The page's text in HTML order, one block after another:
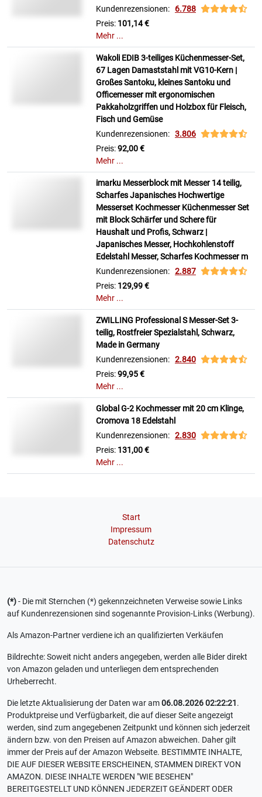
Kundenrezensionen: 6.788
Preis: 101,14 €
Mehr ...
Wakoli EDIB 3-teiliges Küchenmesser-Set,
67 Lagen Damaststahl mit VG10-Kern |
Großes Santoku, kleines Santoku und
Officemesser mit ergonomischen
Pakkaholzgriffen und Holzbox für Fleisch,
Fisch und Gemüse
Kundenrezensionen: 3.806
Preis:92,00 €
Mehr ...
imarku Messerblock mit Messer 14 teilig,
Scharfes Japanisches Hochwertige
Messerset Kochmesser Küchenmesser Set
mit Block Schärfer und Schere für
Haushalt und Profis, Schwarz |
Japanisches Messer, Hochkohlenstoff
Edelstahl Messer, Scharfes Kochmesser m
Kundenrezensionen: 2.887
Preis: 129,99 €
Mehr ...
ZWILLING Professional S Messer-Set 3-
teilig, Rostfreier Spezialstahl, Schwarz,
Made in Germany
Kundenrezensionen: 2.840
Preis:99,95 €
Mehr ...
Global G-2 Kochmesser mit 20 cm Klinge,
Cromova 18 Edelstahl
Kundenrezensionen: 2.830
Preis: 131,00 €
Mehr ...
Start
Impressum
Datenschutz
(*)- Die mit Sternchen (*) gekennzeichneten Verweise sowie Links
auf Kundenrezensionen sind sogenannte Provision-Links (Werbung).
Als Amazon-Partner verdiene ich an qualifizierten Verkäufen
Bildrechte: Soweit nicht anders angegeben, werden alle Bider direkt
von Amazon geladen und unterliegen dem entsprechenden
Urheberrecht.
Die letzte Aktualisierung der Daten war am06.08.2026 02:22:21.
Produktpreise und Verfügbarkeit, die auf dieser Seite angezeigt
werden, sind zum angegebenen Zeitpunkt und können sich jederzeit
ändern bzw. von den Preisen auf Amazon abweichen. Daher gilt
immer der Preis auf der Amazon Webseite. BESTIMMTE INHALTE,
DIE AUF DIESER WEBSITE ERSCHEINEN, STAMMEN DIREKT VON
AMAZON. DIESE INHALTE WERDEN "WIE BESEHEN"
BEREITGESTELLT UND KÖNNEN JEDERZEIT GEÄNDERT ODER